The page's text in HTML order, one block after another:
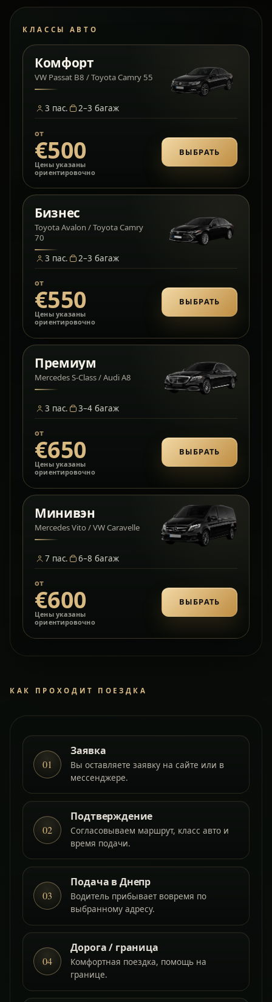
КЛАССЫ АВТО
Комфорт
VW Passat B8 / Toyota Camry 55
3 пас. 2–3 багаж
от
€500
Цены указаны
ориентировочно
ВЫБРАТЬ
Бизнес
Toyota Avalon / Toyota Camry
70
3 пас. 2–3 багаж
от
€550
Цены указаны
ориентировочно
ВЫБРАТЬ
Премиум
Mercedes S-Class / Audi A8
3 пас. 3–4 багаж
от
€650
Цены указаны
ориентировочно
ВЫБРАТЬ
Минивэн
Mercedes Vito / VW Caravelle
7 пас. 6–8 багаж
от
€600
Цены указаны
ориентировочно
ВЫБРАТЬ
КАК ПРОХОДИТ ПОЕЗДКА
01
Заявка
Вы оставляете заявку на сайте или в
мессенджере.
02
Подтверждение
Согласовываем маршрут, класс авто и
время подачи.
03
Подача в Днепр
Водитель прибывает вовремя по
выбранному адресу.
04
Дорога / граница
Комфортная поездка, помощь на
границе.